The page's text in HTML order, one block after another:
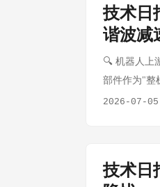
用、个人知
（8月发布）
源：新浪科
兴通讯终端
AI手机的下
能体手机，
方案可在官
Linux持续进
Librem 5等
Command
📰 Web加密
技术日
谐波减
🔍 机器人上
部件作为"整
统性跟踪电
矩传感器 六
2026-07-05
技术日